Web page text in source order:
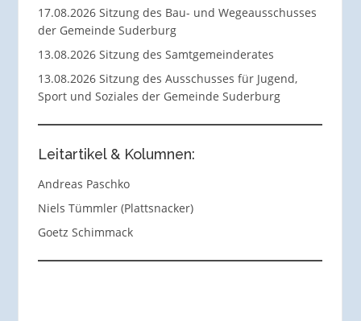
17.08.2026 Sitzung des Bau- und Wegeausschusses
der Gemeinde Suderburg
13.08.2026 Sitzung des Samtgemeinderates
13.08.2026 Sitzung des Ausschusses für Jugend,
Sport und Soziales der Gemeinde Suderburg
Leitartikel & Kolumnen:
Andreas Paschko
Niels Tümmler (Plattsnacker)
Goetz Schimmack